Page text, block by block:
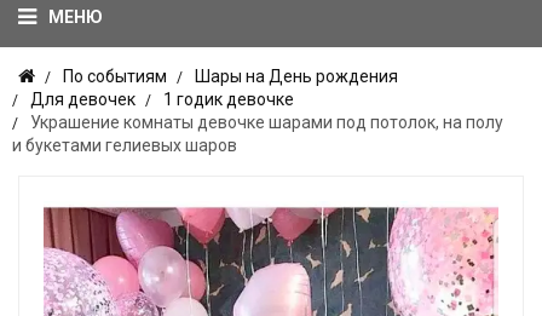
МЕНЮ
По событиям
Шары на День рождения
Для девочек
1 годик девочке
Украшение комнаты девочке шарами под потолок, на полу
и букетами гелиевых шаров